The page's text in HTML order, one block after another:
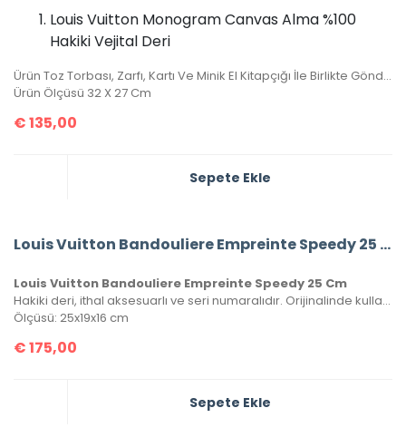
Louis Vuitton Monogram Canvas Alma %100
Hakiki Vejital Deri
Ürün Toz Torbası, Zarfı, Kartı Ve Minik El Kitapçığı İle Birlikte Gönderilecektir.
Ürün Ölçüsü 32 X 27 Cm
€135,00
Sepete Ekle
Louis Vuitton Bandouliere Empreinte Speedy 25 Cm
Louis Vuitton Bandouliere Empreinte Speedy 25 Cm
Hakiki deri, ithal aksesuarlı ve seri numaralıdır. Orijinalinde kullanılan Monako deri kullanılmıştır. Kutulu, toz torbalı ve sertifikalı olarak gönderilecektir.
Ölçüsü: 25x19x16 cm
€175,00
Sepete Ekle